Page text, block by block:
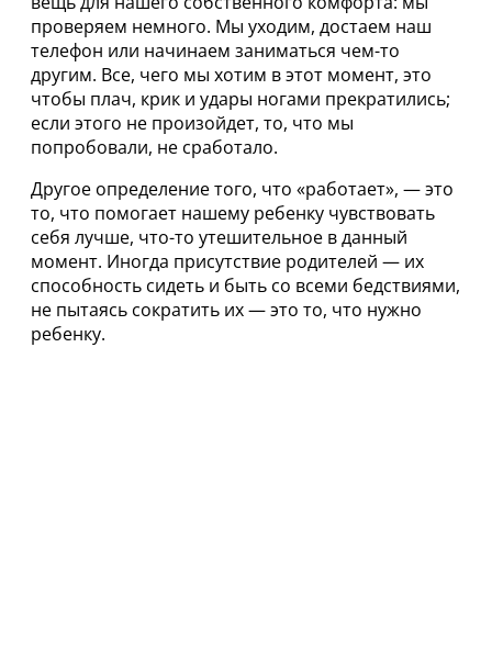
проверяем немного. Мы уходим, достаем наш
телефон или начинаем заниматься чем-то
другим. Все, чего мы хотим в этот момент, это
чтобы плач, крик и удары ногами прекратились;
если этого не произойдет, то, что мы
попробовали, не сработало.
Другое определение того, что «работает», — это
то, что помогает нашему ребенку чувствовать
себя лучше, что-то утешительное в данный
момент. Иногда присутствие родителей — их
способность сидеть и быть со всеми бедствиями,
не пытаясь сократить их — это то, что нужно
ребенку.